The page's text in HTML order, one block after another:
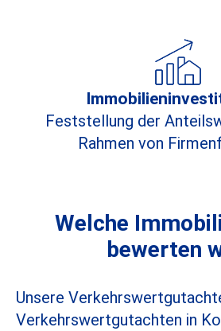
Feststellung der
Rahmen von
Welche
bewerten
Unsere
Verkehrswertgutachten in